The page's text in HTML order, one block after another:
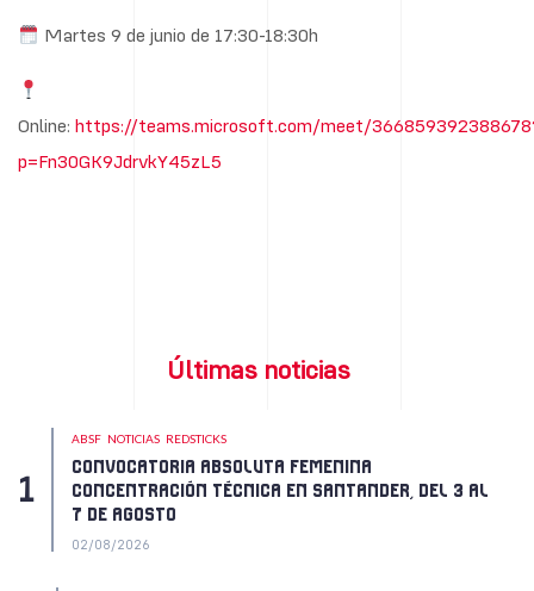
Martes 9 de junio de 17:30-18:30h
Online: https://teams.microsoft.com/meet/
p=Fn30GK9JdrvkY45zL5
Últimas noticias
ABSF NOTICIAS REDSTICKS
CONVOCATORIA ABSOLUTA FEMENINA
CONCENTRACIÓN TÉCNICA EN SANTANDER, DEL 3 AL
7 DE AGOSTO
02/08/2026